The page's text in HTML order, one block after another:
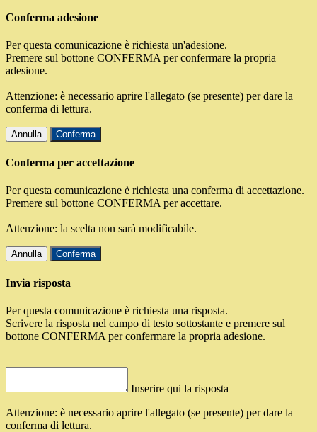
Conferma adesione
Per questa comunicazione è richiesta un'adesione.
Premere sul bottone CONFERMA per confermare la propria
adesione.
Attenzione: è necessario aprire l'allegato (se presente) per dare la
conferma di lettura.
Annulla Conferma
Conferma per accettazione
Per questa comunicazione è richiesta una conferma di accettazione.
Premere sul bottone CONFERMA per accettare.
Attenzione: la scelta non sarà modificabile.
Annulla Conferma
Invia risposta
Per questa comunicazione è richiesta una risposta.
Scrivere la risposta nel campo di testo sottostante e premere sul
bottone CONFERMA per confermare la propria adesione.
Inserire qui la risposta
Attenzione: è necessario aprire l'allegato (se presente) per dare la
conferma di lettura.